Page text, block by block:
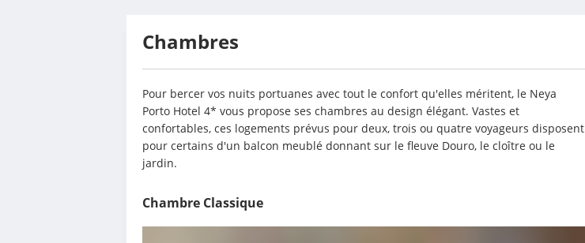
Chambres
Pour bercer vos nuits portuanes avec tout le confort qu'elles méritent, le Neya
Porto Hotel 4* vous propose ses chambres au design élégant. Vastes et
confortables, ces logements prévus pour deux, trois ou quatre voyageurs disposent
pour certains d'un balcon meublé donnant sur le fleuve Douro, le cloître ou le
jardin.
Chambre Classique